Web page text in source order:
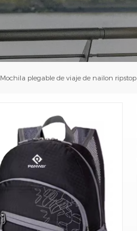
Mochila plegable de viaje de nailon ripstop